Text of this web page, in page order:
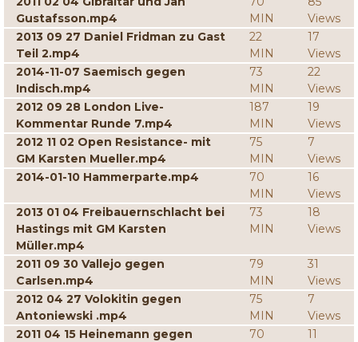
Gustafsson.mp4
MIN
Views
2013 09 27 Daniel Fridman zu Gast
Teil 2.mp4
22
MIN
17
Views
2014-11-07 Saemisch gegen
Indisch.mp4
73
MIN
22
Views
2012 09 28 London Live-
Kommentar Runde 7.mp4
187
MIN
19
Views
2012 11 02 Open Resistance- mit
GM Karsten Mueller.mp4
75
MIN
7
Views
2014-01-10 Hammerparte.mp4
70
MIN
16
Views
2013 01 04 Freibauernschlacht bei
Hastings mit GM Karsten
Müller.mp4
73
MIN
18
Views
2011 09 30 Vallejo gegen
Carlsen.mp4
79
MIN
31
Views
2012 04 27 Volokitin gegen
Antoniewski .mp4
75
MIN
7
Views
2011 04 15 Heinemann gegen
70
11